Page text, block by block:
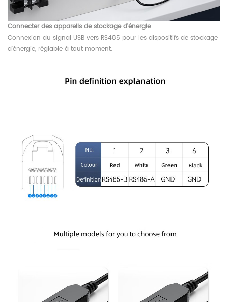
Connecter des appareils de stockage d'énergie
Connexion du signal USB vers RS485 pour les dispositifs de stockage
d'énergie, réglable à tout moment.